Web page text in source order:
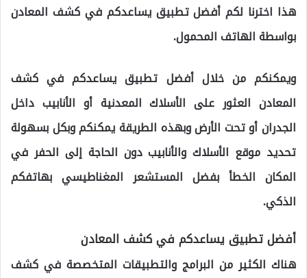
هذا اخترنا لكم أفضل تطبيق يساعدكم في كشف المعادن
بواسطة الهاتف المحمول.
ويمكنكم من خلال أفضل تطبيق يساعدكم في كشف
المعادن العثور على الأسلاك المعدنية أو الأنابيب داخل
الجدران أو تحت الأرض وبهذه الطريقة يمكنكم وبكل بسهولة
تحديد موقع الأسلاك والأنابيب دون الحاجة إلى الحفر في
المكان الخطأ بفضل المستشعر المغناطيسي بهاتفكم
الذكي.
أفضل تطبيق يساعدكم في كشف المعادن
هناك الكثير من البرامج والتطبيقات المتخصصة في كشف